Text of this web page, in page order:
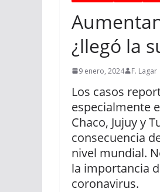
¿llegó la
9 enero, 2024 F. Lagar
Los casos
especialmente
Chaco, Jujuy y
consecuencia
nivel mundial.
la importancia
coronavirus.